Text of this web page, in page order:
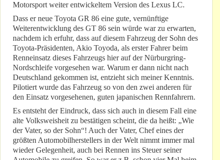
Motorsport weiter entwickeltem Version des Lexus LC.
Dass er neue Toyota GR 86 eine gute, vernünftige
Weiterentwicklung des GT 86 sein würde war zu erwarten,
nachdem ich erfuhr, dass auf diesem Fahrzeug der Sohn des
Toyota-Präsidenten, Akio Toyoda, als erster Fahrer beim
Renneinsatz dieses Fahrzeugs hier auf der Nürburgring-
Nordschleife vorgesehen war. Warum er dann nicht nach
Deutschland gekommen ist, entzieht sich meiner Kenntnis.
Pilotiert wurde das Fahrzeug so von den zwei anderen für
den Einsatz vorgesehenen, guten japanischen Rennfahrern.
Es entsteht der Eindruck, dass sich auch in diesem Fall eine
alte Volksweisheit zu bestätigen scheint, die da heißt: „Wie
der Vater, so der Sohn“! Auch der Vater, Chef eines der
größten Automobilherstellers in der Welt nimmt immer mal
wieder Gelegenheit, auch bei Rennen ins Steuer seiner